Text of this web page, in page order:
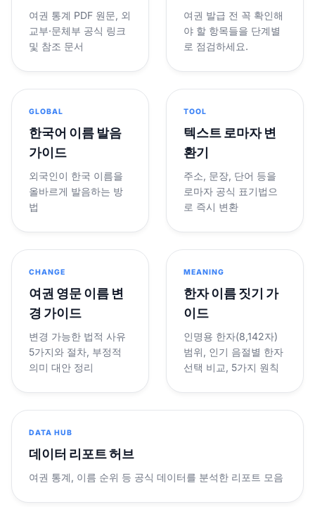
여권 통계 PDF 원문, 외
교부·문체부 공식 링크
및 참조 문서
여권 발급 전 꼭 확인해
야 할 항목들을 단계별
로 점검하세요.
GLOBAL
한국어 이름 발음
가이드
외국인이 한국 이름을
올바르게 발음하는 방
법
TOOL
텍스트 로마자 변
환기
주소, 문장, 단어 등을
로마자 공식 표기법으
로 즉시 변환
CHANGE
여권 영문 이름 변
경 가이드
변경 가능한 법적 사유
5가지와 절차, 부정적
의미 대안 정리
MEANING
한자 이름 짓기 가
이드
인명용 한자(8,142자)
범위, 인기 음절별 한자
선택 비교, 5가지 원칙
DATA HUB
데이터 리포트 허브
여권 통계, 이름 순위 등 공식 데이터를 분석한 리포트 모음